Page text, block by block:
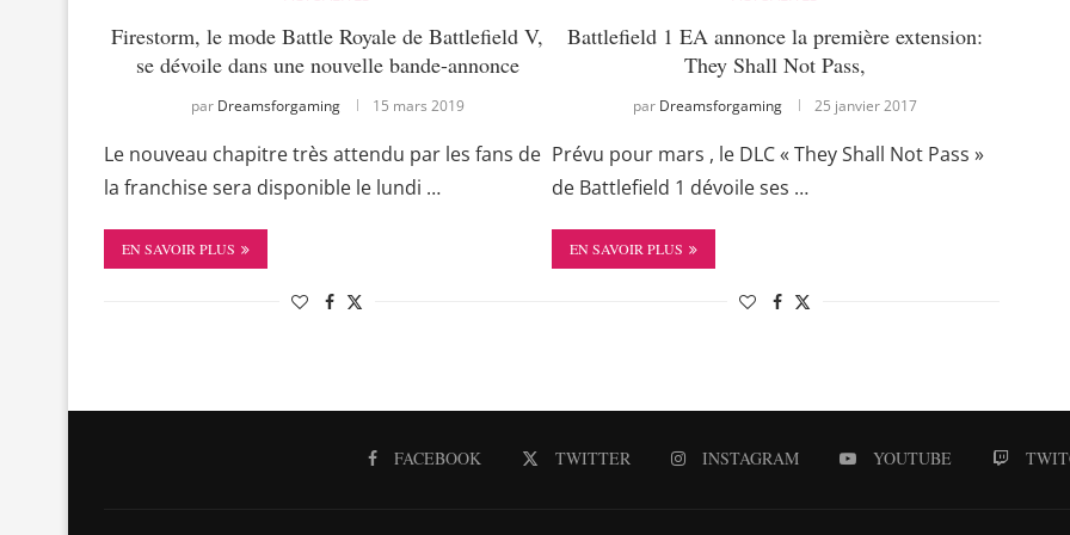
Firestorm, le mode Battle Royale de Battlefield V,
se dévoile dans une nouvelle bande-annonce
par Dreamsforgaming 15 mars 2019
Le nouveau chapitre très attendu par les fans de
la franchise sera disponible le lundi …
EN SAVOIR PLUS
Battlefield 1 EA annonce la première extension:
They Shall Not Pass,
par Dreamsforgaming 25 janvier 2017
Prévu pour mars , le DLC « They Shall Not Pass »
de Battlefield 1 dévoile ses …
EN SAVOIR PLUS
FACEBOOK TWITTER INSTAGRAM YOUTUBE